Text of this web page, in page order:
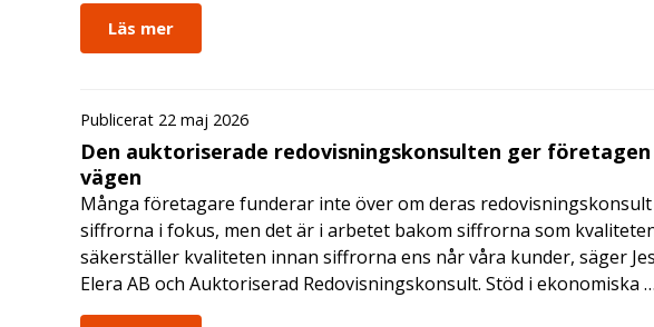
Läs mer
Publicerat 22 maj 2026
Den auktoriserade redovisningskonsulten ger
vägen
Många företagare funderar inte över om deras
siffrorna i fokus, men det är i arbetet bakom siffrorna som
säkerställer kvaliteten innan siffrorna ens når våra kunder, säger
Elera AB och Auktoriserad Redovisningskonsult. Stöd i ekonomiska …